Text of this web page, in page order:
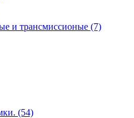
и трансмиссионые (7)
(54)